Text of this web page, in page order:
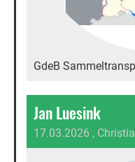
GdeB
Jan Luesink
17.03.2026 ,